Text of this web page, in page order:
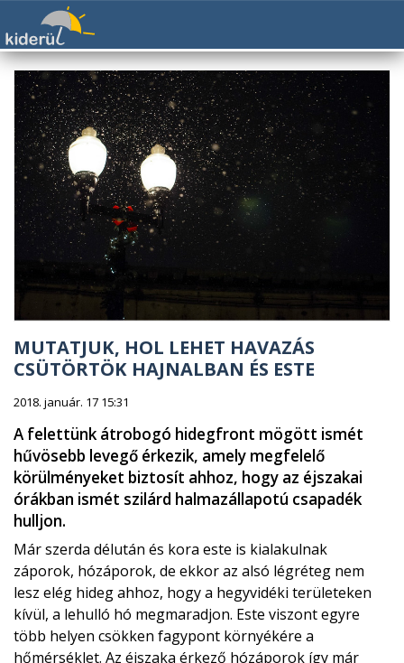
MUTATJUK, HOL LEHET HAVAZÁS
CSÜTÖRTÖK HAJNALBAN ÉS ESTE
2018. január. 17 15:31
A felettünk átrobogó hidegfront mögött ismét
hűvösebb levegő érkezik, amely megfelelő
körülményeket biztosít ahhoz, hogy az éjszakai
órákban ismét szilárd halmazállapotú csapadék
hulljon.
Már szerda délután és kora este is kialakulnak
záporok, hózáporok, de ekkor az alsó légréteg nem
lesz elég hideg ahhoz, hogy a hegyvidéki területeken
kívül, a lehulló hó megmaradjon. Este viszont egyre
több helyen csökken fagypont környékére a
hőmérséklet. Az éjszaka érkező hózáporok így már